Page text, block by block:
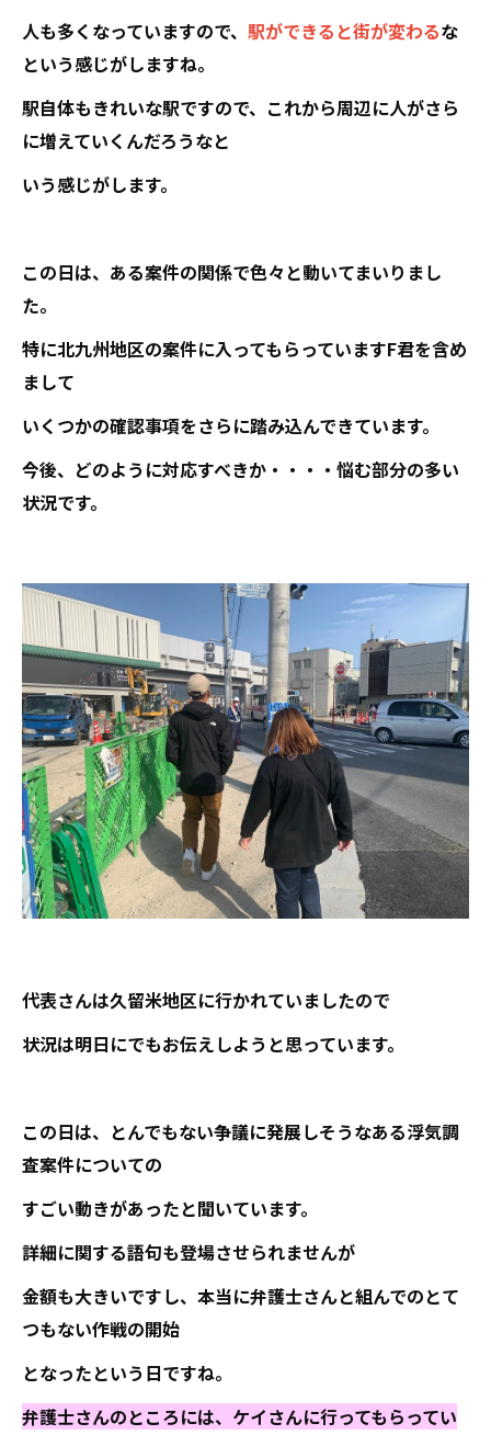
人も多くなっていますので、 駅ができると街が変わるな
という感じがしますね。
駅自体もきれいな駅ですので、これから周辺に人がさら
に増えていくんだろうなと
いう感じがします。
この日は、ある案件の関係で色々と動いてまいりまし
た。
特に北九州地区の案件に入ってもらっていますF君を含め
まして
いくつかの確認事項をさらに踏み込んできています。
今後、どのように対応すべきか・・・・悩む部分の多い
状況です。
代表さんは久留米地区に行かれていましたので
状況は明日にでもお伝えしようと思っています。
この日は、とんでもない争議に発展しそうなある浮気調
査案件についての
すごい動きがあったと聞いています。
詳細に関する語句も登場させられませんが
金額も大きいですし、本当に弁護士さんと組んでのとて
つもない作戦の開始
となったという日ですね。
弁護士さんのところには、ケイさんに行ってもらってい